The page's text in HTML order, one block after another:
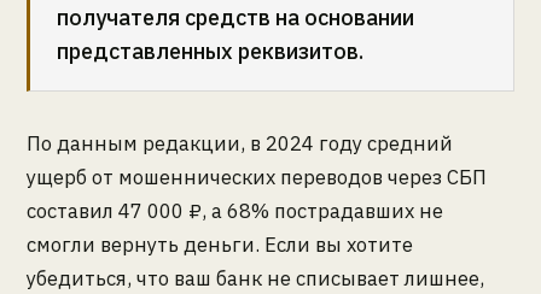
получателя средств на основании
представленных реквизитов.
По данным редакции, в 2024 году средний
ущерб от мошеннических переводов через СБП
составил 47 000 ₽, а 68% пострадавших не
смогли вернуть деньги. Если вы хотите
убедиться, что ваш банк не списывает лишнее,